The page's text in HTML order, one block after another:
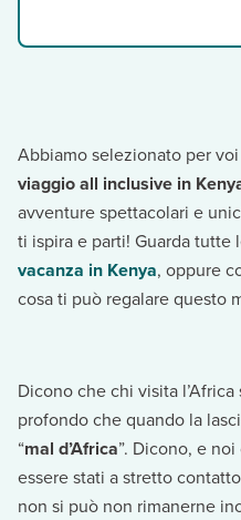
Abbiamo selezionato per
viaggio all inclusive in
avventure spettacolari e
ti ispira e parti! Guarda tutte
vacanza in Kenya, oppure
cosa ti può regalare questo
Dicono che chi visita
profondo che quando la
“mal d’Africa”. Dicono, e
essere stati a stretto
non si può non rimanerne